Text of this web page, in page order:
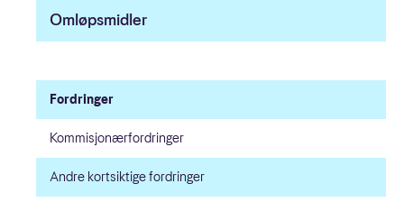
Omløpsmidler
Fordringer
Kommisjonærfordringer
Andre kortsiktige fordringer